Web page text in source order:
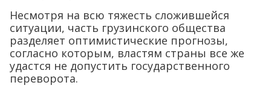
Несмотря на всю тяжесть сложившейся
ситуации, часть грузинского общества
разделяет оптимистические прогнозы,
согласно которым, властям страны все же
удастся не допустить государственного
переворота.